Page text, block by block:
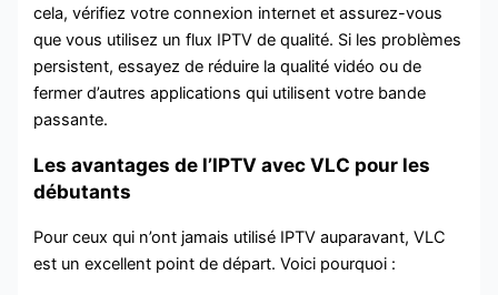
cela, vérifiez votre connexion internet et assurez-vous
que vous utilisez un flux IPTV de qualité. Si les problèmes
persistent, essayez de réduire la qualité vidéo ou de
fermer d’autres applications qui utilisent votre bande
passante.
Les avantages de l’IPTV avec VLC pour les
débutants
Pour ceux qui n’ont jamais utilisé IPTV auparavant, VLC
est un excellent point de départ. Voici pourquoi :